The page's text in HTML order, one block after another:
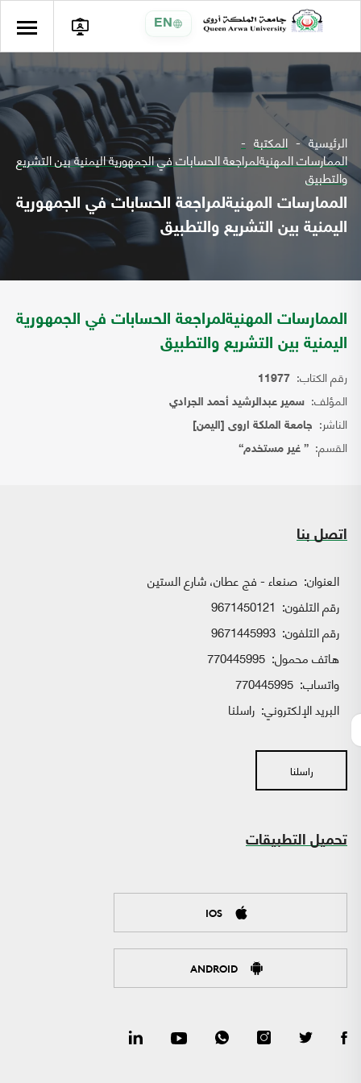
EN
الرئيسية المكتبة
الممارسات المهنيةلمراجعة الحسابات في الجمهورية اليمنية بين التشريع
والتطبيق
الممارسات المهنيةلمراجعة الحسابات في الجمهورية
اليمنية بين التشريع والتطبيق
الممارسات المهنيةلمراجعة الحسابات في الجمهورية
اليمنية بين التشريع والتطبيق
رقم الكتاب: 11977
المؤلف: سمير عبدالرشيد أحمد الجرادي
الناشر: جامعة الملكة اروى [اليمن]
القسم: { غير مستخدم}
اتصل بنا
العنوان: صنعاء - فج عطان، شارع الستين
رقم التلفون: 9671450121
رقم التلفون: 9671445993
هاتف محمول: 770445995
واتساب:
البريد الإلكتروني: راسلنا
راسلنا
تحميل التطبيقات
IOS
ANDROID